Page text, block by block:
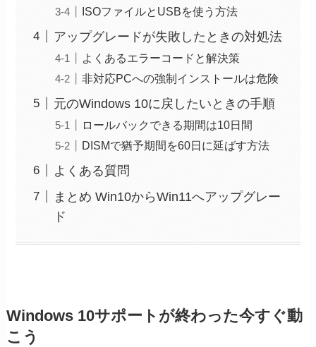
ISOファイルとUSBを使う方法
アップグレードが失敗したときの対処法
よくあるエラーコードと解決策
非対応PCへの強制インストールは危険
元のWindows 10に戻したいときの手順
ロールバックできる期間は10日間
DISMで猶予期間を60日に延ばす方法
よくある質問
まとめ Win10からWin11へアップグレー
ド
Windows 10サポートが終わった今すぐ動
こう